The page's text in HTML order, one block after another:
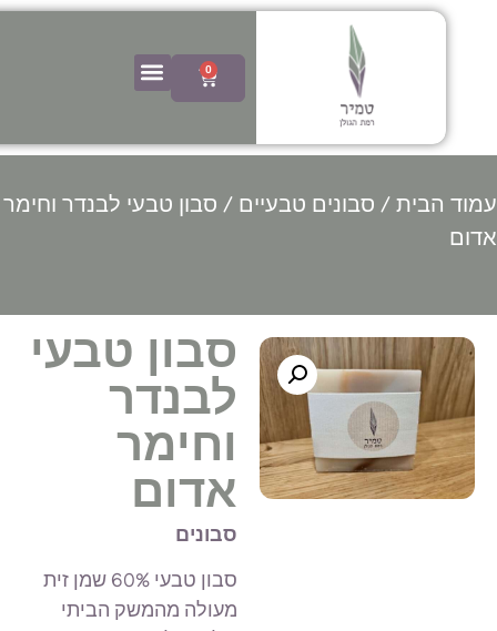
הבית/סבונים טבעיים/ סבון טבעי לבנדר וחימר
סבון טבעי
לבנדר
וחימר
אדום
סבונים
סבון טבעי 60% שמן זית
מעולה מהמשק הביתי